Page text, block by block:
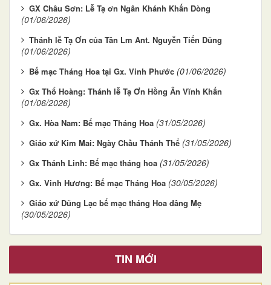
GX Châu Sơn: Lễ Tạ ơn Ngân Khánh Khấn Dòng
(01/06/2026)
Thánh lễ Tạ Ơn của Tân Lm Ant. Nguyễn Tiến Dũng
(01/06/2026)
Bế mạc Tháng Hoa tại Gx. Vinh Phước (01/06/2026)
Gx Thổ Hoàng: Thánh lễ Tạ Ơn Hồng Ân Vĩnh Khấn
(01/06/2026)
Gx. Hòa Nam: Bế mạc Tháng Hoa (31/05/2026)
Giáo xứ Kim Mai: Ngày Chầu Thánh Thể (31/05/2026)
Gx Thánh Linh: Bế mạc tháng hoa (31/05/2026)
Gx. Vinh Hương: Bế mạc Tháng Hoa (30/05/2026)
Giáo xứ Dũng Lạc bế mạc tháng Hoa dâng Mẹ
(30/05/2026)
TIN MỚI